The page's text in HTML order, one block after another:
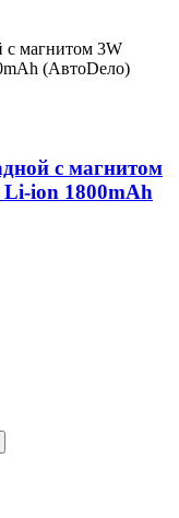
с магнитом
ion 1800mAh